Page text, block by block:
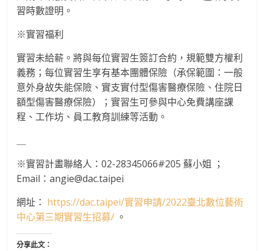
習時數證明。
※實習福利
實習未給薪。將與每位實習生簽訂合約，規範雙方權利
義務；每位實習生享有基本團體保險（承保範圍：一般
意外身故失能保險、實支實付型傷害醫療保險、住院日
額型傷害醫療保險）；實習生可參與中心免費講座課
程、工作坊、員工教育訓練等活動。
※實習計畫聯絡人：02-28345066#205 蘇小姐 ；
Email：angie@dac.taipei
網址： https://dac.taipei/實習申請/2022臺北數位藝術
中心第三期實習生招募/ 。
分享此文：